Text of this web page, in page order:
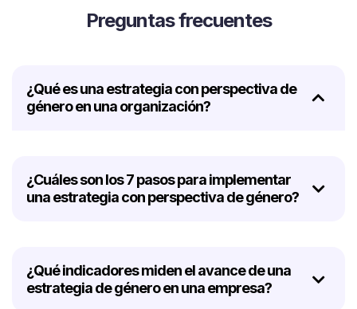
Preguntas frecuentes
¿Qué es una estrategia con perspectiva de
género en una organización?
¿Cuáles son los 7 pasos para implementar
una estrategia con perspectiva de género?
¿Qué indicadores miden el avance de una
estrategia de género en una empresa?